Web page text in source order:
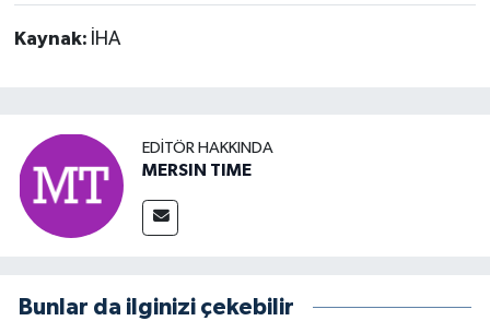
Kaynak: İHA
EDITÖR HAKKINDA
MERSIN TIME
Bunlar da ilginizi çekebilir